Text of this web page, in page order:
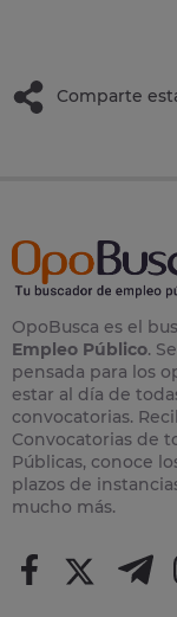
Comparte
OpoBusca es el
Empleo Público.
pensada para los
estar al día de
convocatorias.
Convocatorias de
Públicas, conoce
plazos de
mucho más.